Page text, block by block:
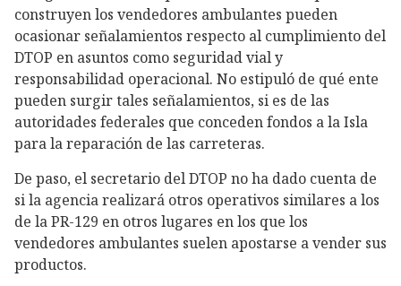
construyen los vendedores ambulantes pueden
ocasionar señalamientos respecto al cumplimiento del
DTOP en asuntos como seguridad vial y
responsabilidad operacional. No estipuló de qué ente
pueden surgir tales señalamientos, si es de las
autoridades federales que conceden fondos a la Isla
para la reparación de las carreteras.
De paso, el secretario del DTOP no ha dado cuenta de
si la agencia realizará otros operativos similares a los
de la PR-129 en otros lugares en los que los
vendedores ambulantes suelen apostarse a vender sus
productos.